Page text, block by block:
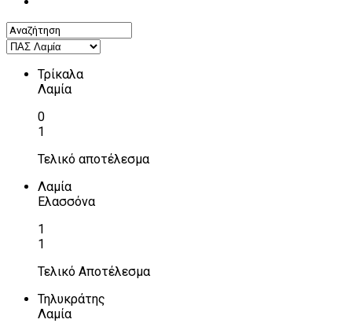
Τρίκαλα
Λαμία
0
1
Τελικό αποτέλεσμα
Λαμία
Ελασσόνα
1
1
Τελικό Αποτέλεσμα
Τηλυκράτης
Λαμία